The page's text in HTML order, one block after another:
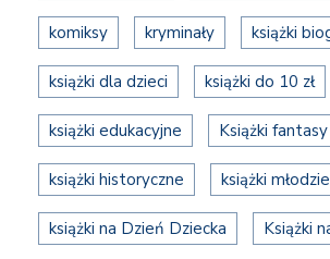
komiksy kryminały książki
książki dla dzieci książki do 10 zł
książki edukacyjne Książki fantasy
książki historyczne książki
książki na Dzień Dziecka Książki